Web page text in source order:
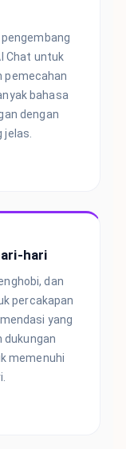
Chat untuk
pemecahan
bahasa
dengan
hari
dan
percakapan
yang
dukungan
memenuhi